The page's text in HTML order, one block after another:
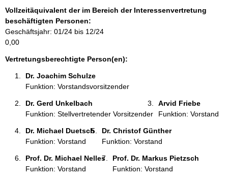
n
e
n
:
Vollzeitäquivalent der im Bereich der Interessenvertretung
beschäftigten Personen:
Geschäftsjahr: 01/24 bis 12/24
0,00
Vertretungsberechtigte Person(en):
Dr. Joachim Schulze
Funktion: Vorstandsvorsitzender
Dr. Gerd Unkelbach
Funktion: Stellvertretender Vorsitzender
Arvid Friebe
Funktion: Vorstand
Dr. Michael Duetsch
Funktion: Vorstand
Dr. Christof Günther
Funktion: Vorstand
Prof. Dr. Michael Nelles
Funktion: Vorstand
Prof. Dr. Markus Pietzsch
Funktion: Vorstand